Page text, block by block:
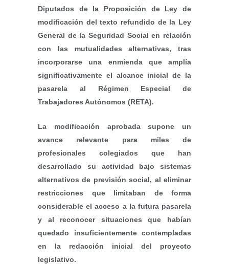
Diputados de la Proposición de Ley de
modificación del texto refundido de la Ley
General de la Seguridad Social en relación
con las mutualidades alternativas, tras
incorporarse una enmienda que amplía
significativamente el alcance inicial de la
pasarela al Régimen Especial de
Trabajadores Autónomos (RETA).
La modificación aprobada supone un
avance relevante para miles de
profesionales colegiados que han
desarrollado su actividad bajo sistemas
alternativos de previsión social, al eliminar
restricciones que limitaban de forma
considerable el acceso a la futura pasarela
y al reconocer situaciones que habían
quedado insuficientemente contempladas
en la redacción inicial del proyecto
legislativo.